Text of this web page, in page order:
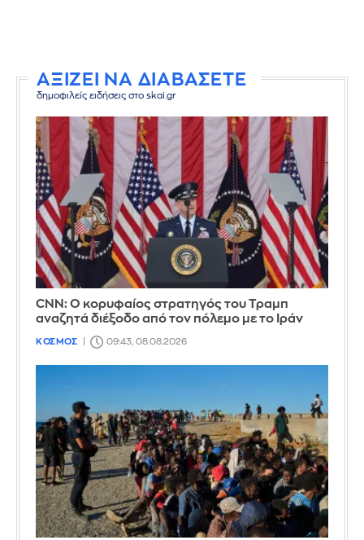
ΑΞΙΖΕΙ ΝΑ ΔΙΑΒΑΣΕΤΕ
δημοφιλείς ειδήσεις στο skai.gr
CNN: Ο κορυφαίος στρατηγός του Τραμπ
αναζητά διέξοδο από τον πόλεμο με το Ιράν
ΚΟΣΜΟΣ 09:43, 08.08.2026